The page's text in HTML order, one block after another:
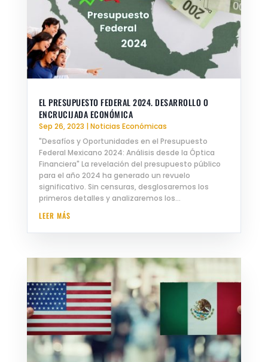
EL PRESUPUESTO FEDERAL 2024. DESARROLLO O
ENCRUCIJADA ECONÓMICA
Sep 26, 2023 |Noticias Económicas
"Desafíos y Oportunidades en el Presupuesto
Federal Mexicano 2024: Análisis desde la Óptica
Financiera" La revelación del presupuesto público
para el año 2024 ha generado un revuelo
significativo. Sin censuras, desglosaremos los
primeros detalles y analizaremos los...
LEER MÁS